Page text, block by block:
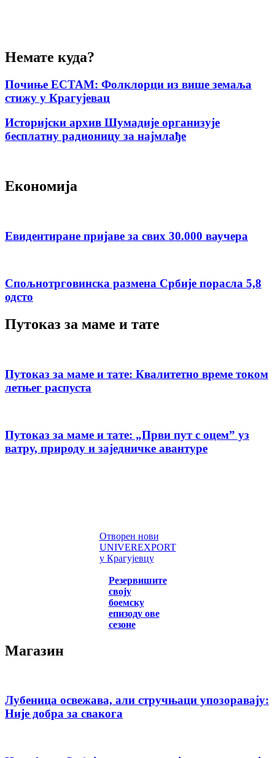
Немате куда?
Почиње ЕСТАМ: Фолклорци из више земаља
стижу у Крагујевац
Историјски архив Шумадије организује
бесплатну радионицу за најмлађе
Економија
Евидентиране пријаве за свих 30.000 ваучера
Спољнотрговинска размена Србије порасла 5,8
одсто
Путоказ за маме и тате
Путоказ за маме и тате: Квалитетно време током
летњег распуста
Путоказ за маме и тате: „Први пут с оцемˮ уз
ватру, природу и заједничке авантуре
Отворен нови
UNIVEREXPORT
у Крагујевцу
Резервишите
своју
боемску
епизоду ове
сезоне
Магазин
Лубеница освежава, али стручњаци упозоравају:
Није добра за свакога